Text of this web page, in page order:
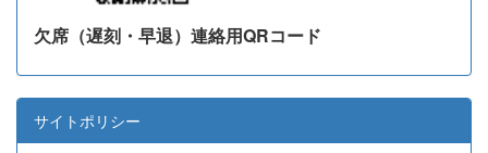
欠席（遅刻・早退）連絡用QRコード
サイトポリシー